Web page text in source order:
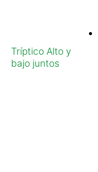
Tríptico Alto y
bajo juntos